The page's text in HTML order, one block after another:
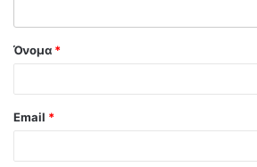
Όνομα *
Email *